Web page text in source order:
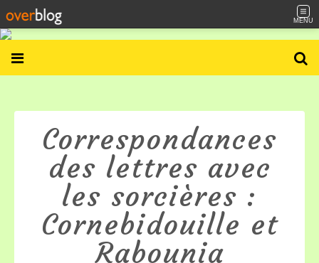
MENU
Correspondances
des lettres avec
les sorcières :
Cornebidouille et
Rabounia